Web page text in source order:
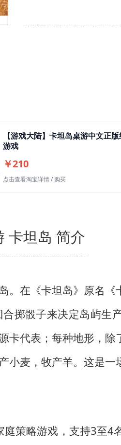
【游戏大陆】卡坦岛桌游中文正
游戏
￥210
点击查看淘宝详情 / 购买
卡坦岛 简介
。在《卡坦岛》原名
掷骰子来决定岛屿生
代表；每种地形，除
小麦，牧产羊。这是
策略游戏，支持3至4